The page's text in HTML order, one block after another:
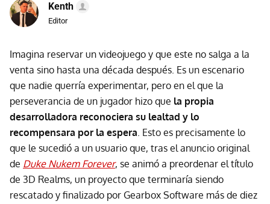
Kenth
Editor
Imagina reservar un videojuego y que este no salga a la
venta sino hasta una década después. Es un escenario
que nadie querría experimentar, pero en el que la
perseverancia de un jugador hizo que la propia
desarrolladora reconociera su lealtad y lo
recompensara por la espera. Esto es precisamente lo
que le sucedió a un usuario que, tras el anuncio original
de Duke Nukem Forever, se animó a preordenar el título
de 3D Realms, un proyecto que terminaría siendo
rescatado y finalizado por Gearbox Software más de diez